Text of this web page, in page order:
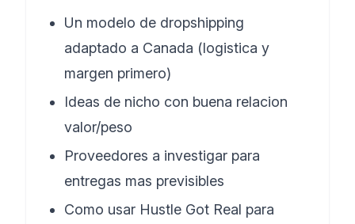
Un modelo de dropshipping
adaptado a Canada (logistica y
margen primero)
Ideas de nicho con buena relacion
valor/peso
Proveedores a investigar para
entregas mas previsibles
Como usar Hustle Got Real para